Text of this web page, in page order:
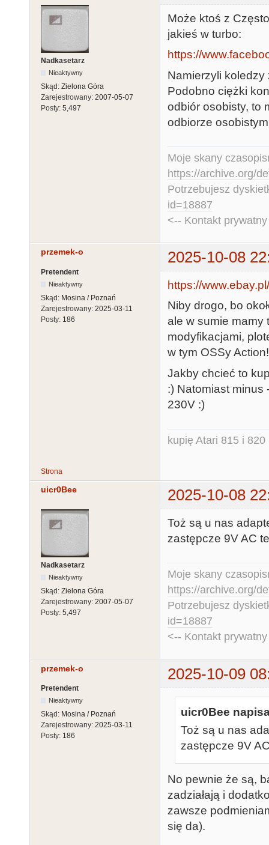
Nadkasetarz
Nieaktywny
Skąd: Zielona Góra
Zarejestrowany: 2007-05-07
Posty: 5,497
Może ktoś z
jakieś w turbo:
https://
Namierzyli koledzy
Podobno ciężki
odbiór osobisty, to
odbiorze
Moje skany
https://archive.org/
Potrzebujesz
id=18887
<-- Kontakt
przemek-o 2025-10-08
Pretendent
Nieaktywny
Skąd: Mosina / Poznań
Zarejestrowany: 2025-03-11
Posty: 186
https://
Niby drogo, bo
ale w sumie mamy
modyfikacjami,
w tym OSSy
Jakby chcieć to
:) Natomiast
230V :)
kupię Atari 815 i 820
Strona
uicr0Bee 2025-10-08
Nadkasetarz
Nieaktywny
Skąd: Zielona Góra
Zarejestrowany: 2007-05-07
Posty: 5,497
Toż są u nas
zastępcze 9V AC
Moje skany
https://archive.org/
Potrzebujesz
id=18887
<-- Kontakt
przemek-o 2025-10-09
Pretendent
Nieaktywny
Skąd: Mosina / Poznań
Zarejestrowany: 2025-03-11
Posty: 186
uicr0Bee
Toż są u nas
zastępcze 9V
No pewnie że są,
zadziałają i
zawsze
się da).